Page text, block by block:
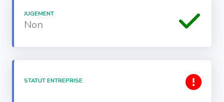
JUGEMENT
Non
STATUT ENTREPRISE